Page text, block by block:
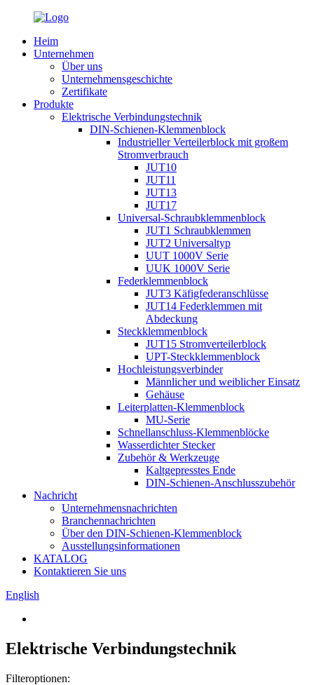
Heim
Unternehmen
Über uns
Unternehmensgeschichte
Zertifikate
Produkte
Elektrische Verbindungstechnik
DIN-Schienen-Klemmenblock
Industrieller Verteilerblock mit großem
Stromverbrauch
JUT10
JUT11
JUT13
JUT17
Universal-Schraubklemmenblock
JUT1 Schraubklemmen
JUT2 Universaltyp
UUT 1000V Serie
UUK 1000V Serie
Federklemmenblock
JUT3 Käfigfederanschlüsse
JUT14 Federklemmen mit
Abdeckung
Steckklemmenblock
JUT15 Stromverteilerblock
UPT-Steckklemmenblock
Hochleistungsverbinder
Männlicher und weiblicher Einsatz
Gehäuse
Leiterplatten-Klemmenblock
MU-Serie
Schnellanschluss-Klemmenblöcke
Wasserdichter Stecker
Zubehör & Werkzeuge
Kaltgepresstes Ende
DIN-Schienen-Anschlusszubehör
Nachricht
Unternehmensnachrichten
Branchennachrichten
Über den DIN-Schienen-Klemmenblock
Ausstellungsinformationen
KATALOG
Kontaktieren Sie uns
English
Elektrische Verbindungstechnik
Filteroptionen: